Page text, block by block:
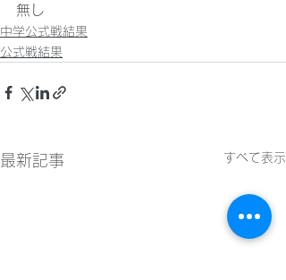
無し
中学公式戦結果
公式戦結果
最新記事 すべて表示